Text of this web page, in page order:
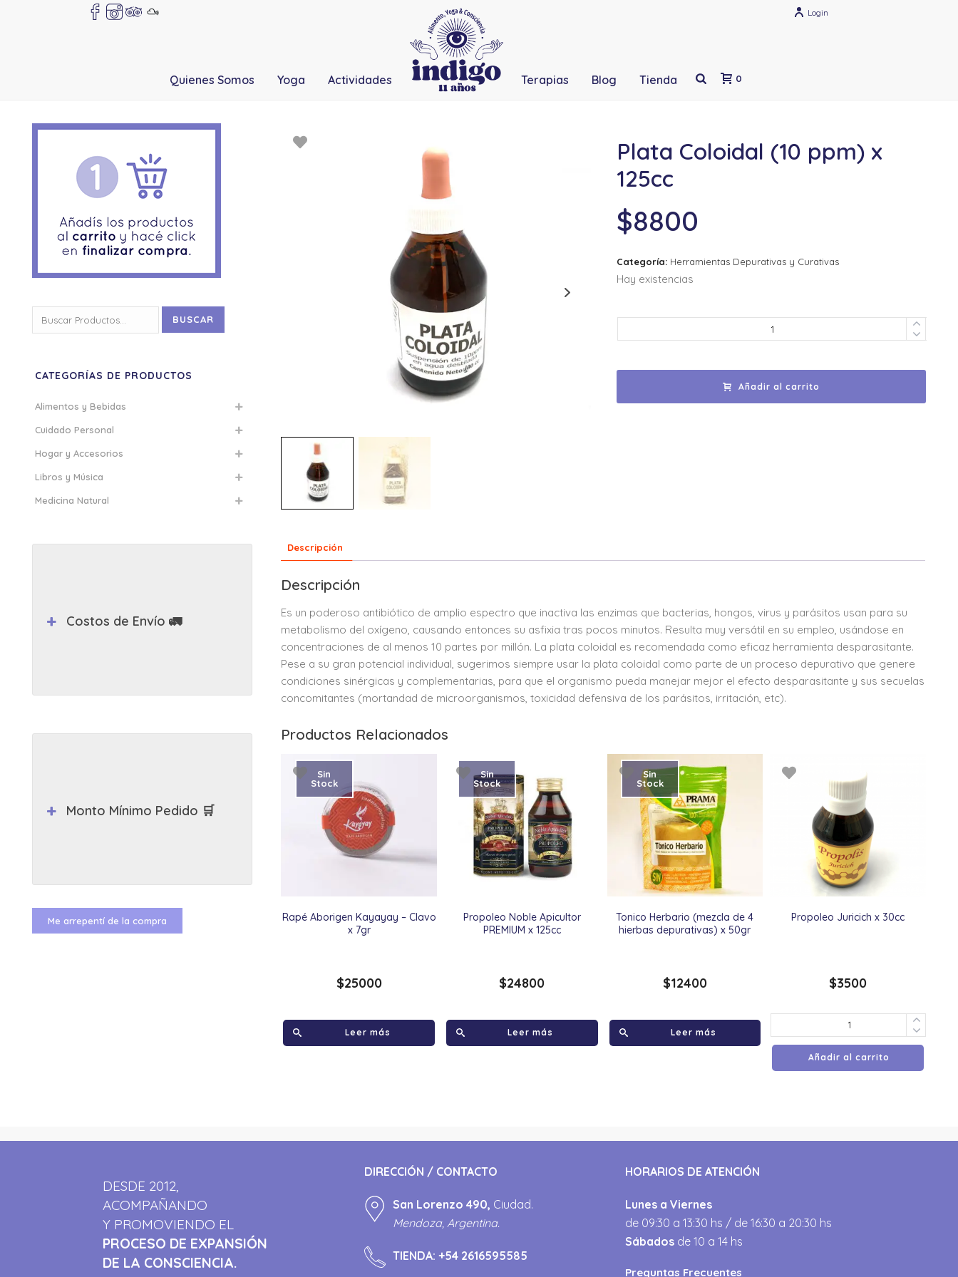
Login
Quienes Somos Yoga Actividades Terapias Blog Tienda 0
Plata Coloidal (10 ppm) x
125cc
$8800
Categoría: Herramientas Depurativas y Curativas
Hay existencias
Añadir al carrito
Descripción
Descripción
Es un poderoso antibiótico de amplio espectro que inactiva las enzimas que bacterias, hongos, virus y parásitos usan para su
metabolismo del oxígeno, causando entonces su asfixia tras pocos minutos. Resulta muy versátil en su empleo, usándose en
concentraciones de al menos 10 partes por millón. La plata coloidal es recomendada como eficaz herramienta desparasitante.
Pese a su gran potencial individual, sugerimos siempre usar la plata coloidal como parte de un proceso depurativo que genere
condiciones sinérgicas y complementarias, para que el organismo pueda manejar mejor el efecto desparasitante y sus secuelas
concomitantes (mortandad de microorganismos, toxicidad defensiva de los parásitos, irritación, etc).
Productos Relacionados
Rapé Aborigen Kayayay – Clavo
x 7gr
Sin
Stock
$25000
Leer más
Propoleo Noble Apicultor
PREMIUM x 125cc
Sin
Stock
$24800
Leer más
Tonico Herbario (mezcla de 4
hierbas depurativas) x 50gr
Sin
Stock
$12400
Leer más
Propoleo Juricich x 30cc
$3500
Añadir al carrito
por:
BUSCAR
CATEGORÍAS DE PRODUCTOS
Alimentos y Bebidas
Cuidado Personal
Hogar y Accesorios
Libros y Música
Medicina Natural
Costos de Envío 🚛
Monto Mínimo Pedido 🛒
Me arrepentí de la compra
DESDE 2012,
ACOMPAÑANDO
Y PROMOVIENDO EL
PROCESO DE EXPANSIÓN
DE LA CONSCIENCIA.
DIRECCIÓN / CONTACTO
San Lorenzo 490, Ciudad.
Mendoza, Argentina.
TIENDA: +54 2616595585
HORARIOS DE ATENCIÓN
Lunes a Viernes
de 09:30 a 13:30 hs / de 16:30 a 20:30 hs
Sábados de 10 a 14 hs
Preguntas Frecuentes